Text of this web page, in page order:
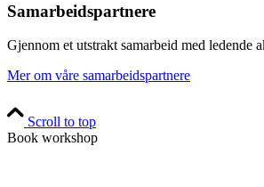
Samarbeidspartnere
Gjennom et utstrakt samarbeid med ledende
Mer om våre samarbeidspartnere
Scroll to top
Book workshop